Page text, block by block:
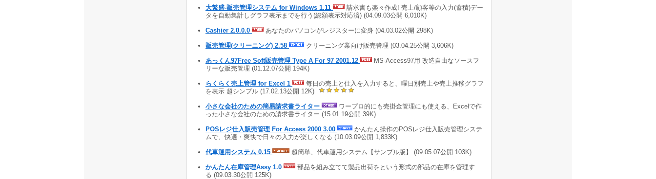
大繁盛-販売管理システム for Windows 1.11
請求書も楽々作成! 売上/顧客等の入力(蓄積)デー
タを自動集計しグラフ表示までを行う(総額表示対応済) (04.09.03公開 6,010K)
Cashier 2.0.0.0 あなたのパソコンがレジスターに変身 (04.03.02公開 298K)
販売管理(クリーニング) 2.58 クリーニング業向け販売管理 (03.04.25公開 3,606K)
あっくん97Free Soft販売管理 Type A For 97 2001.12
MS-Access97用 改造自由なソースフ
リーな販売管理 (01.12.07公開 194K)
らくらく売上管理 for Excel 1
毎日の売上と仕入を入力すると、曜日別売上や売上推移グラフ
を表示 超シンプル (17.02.13公開 12K)
小さな会社のための簡易請求書ライター
ワープロ的にも売掛金管理にも使える、Excelで作
った小さな会社のための請求書ライター (15.01.19公開 39K)
POSレジ仕入販売管理 For Access 2000 3.00
かんたん操作のPOSレジ仕入販売管理システ
ムで、快適・爽快で日々の入力が楽しくなる (10.03.09公開 1,833K)
代車運用システム 0.15 超簡単、代車運用システム【サンプル版】 (09.05.07公開 103K)
かんたん在庫管理Assy 1.0
部品を組み立てて製品出荷をという形式の部品の在庫を管理す
る (09.03.30公開 125K)